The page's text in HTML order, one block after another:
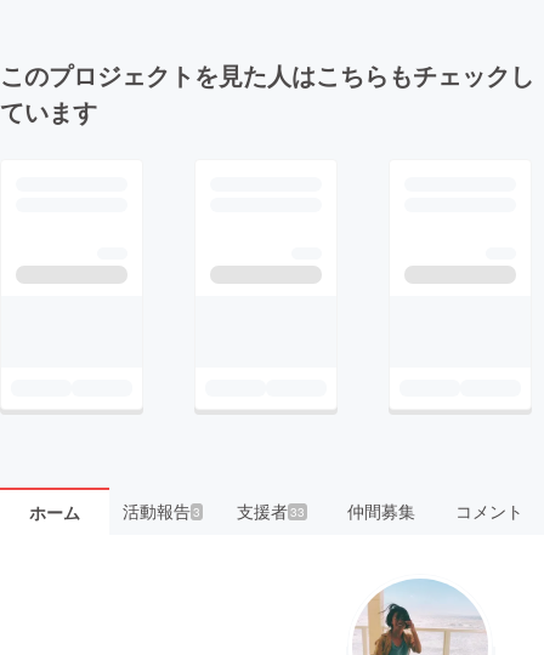
このプロジェクトを見た人はこちらもチェックし
ています
ホーム 活動報告3 支援者33 仲間募集 コメント